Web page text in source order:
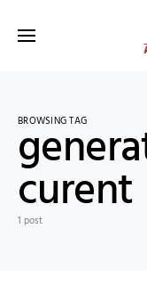
BROWSING TAG
curent
1 post